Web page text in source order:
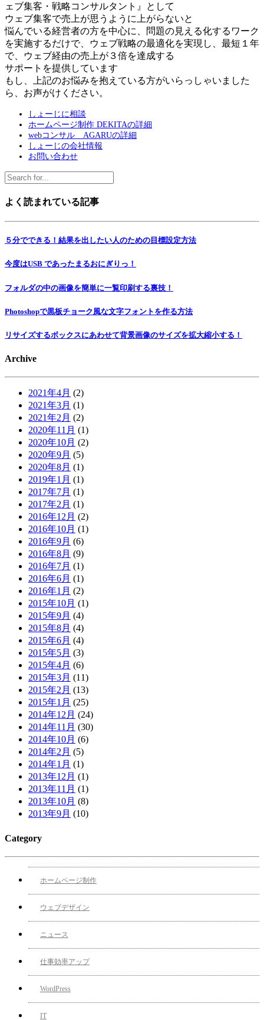
ェブ集客・戦略コンサルタント』として
ウェブ集客で売上が思うように上がらないと
悩んでいる経営者の方を中心に、問題の見える化するワーク
を実施するだけで、ウェブ戦略の最適化を実現し、最短１年
で、ウェブ経由の売上が３倍を達成する
サポートを提供しています
もし、上記のお悩みを抱えている方がいらっしゃいました
ら、お声がけください。
しょーじに相談
ホームページ制作 DEKITAの詳細
webコンサル AGARUの詳細
しょーじの会社情報
お問い合わせ
よく読まれている記事
５分でできる！結果を出したい人のための目標設定方法
今度はUSB であったまるおにぎりっ！
フォルダの中の画像を簡単に一覧印刷する裏技！
Photoshopで黒板チョーク風な文字フォントを作る方法
リサイズするボックスにあわせて背景画像のサイズを拡大縮小する！
Archive
2021年4月 (2)
2021年3月 (1)
2021年2月 (2)
2020年11月 (1)
2020年10月 (2)
2020年9月 (5)
2020年8月 (1)
2019年1月 (1)
2017年7月 (1)
2017年2月 (1)
2016年12月 (2)
2016年10月 (1)
2016年9月 (6)
2016年8月 (9)
2016年7月 (1)
2016年6月 (1)
2016年1月 (2)
2015年10月 (1)
2015年9月 (4)
2015年8月 (4)
2015年6月 (4)
2015年5月 (3)
2015年4月 (6)
2015年3月 (11)
2015年2月 (13)
2015年1月 (25)
2014年12月 (24)
2014年11月 (30)
2014年10月 (6)
2014年2月 (5)
2014年1月 (1)
2013年12月 (1)
2013年11月 (1)
2013年10月 (8)
2013年9月 (10)
Category
ホームページ制作
ウェブデザイン
ニュース
仕事効率アップ
WordPress
IT